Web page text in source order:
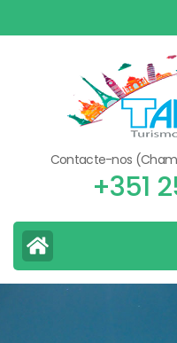
to
Contacte-nos
+351